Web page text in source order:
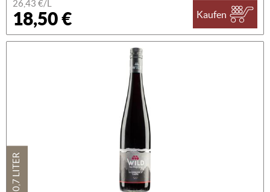
26,43 €/L
18,50 € Kaufen
0,7 LITER